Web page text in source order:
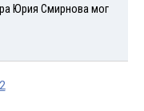
Юрия Смирнова мог